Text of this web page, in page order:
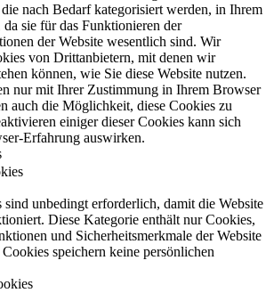
nach Bedarf kategorisiert werden, in Ihrem
sie für das Funktionieren der
der Website wesentlich sind. Wir
von Drittanbietern, mit denen wir
können, wie Sie diese Website nutzen.
nur mit Ihrer Zustimmung in Ihrem Browser
auch die Möglichkeit, diese Cookies zu
einiger dieser Cookies kann sich
Erfahrung auswirken.
unbedingt erforderlich, damit die Website
Diese Kategorie enthält nur Cookies,
und Sicherheitsmerkmale der Website
speichern keine persönlichen